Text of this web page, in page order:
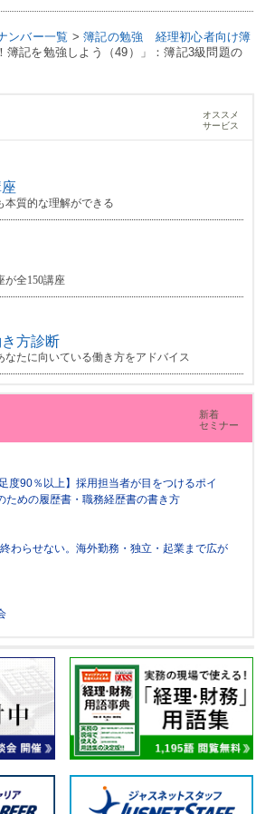
ンバー一覧 >簿記の勉強 経理初心者向け簿
簿記を勉強しよう（49）」：簿記3級問題の
オススメ
サービス
本質的な理解ができる
が全150講座
方診断
なたに向いている働き方をアドバイス
新着
セミナー
度90％以上】採用担当者が目をつけるポイ
ための履歴書・職務経歴書の書き方
わらせない。海外勤務・独立・起業まで広が